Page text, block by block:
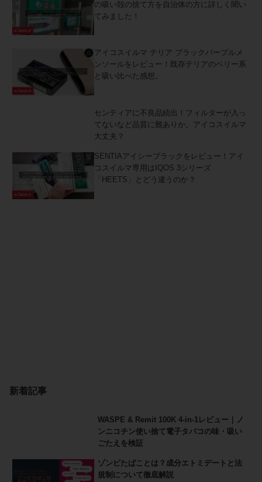
の吸い殻の捨て方を自治体の方に詳しく聞い
てみました！
アイコスイルマ テリア ブラックパープルメ
ンソールをレビュー！既存テリアのベリー系
と吸い比べた感想。
センティアに不良品続出！フィルターが入っ
てないなど品質に難ありか。アイコスイルマ
大丈夫？
SENTIAアイシーブラックをレビュー！アイ
コスイルマ専用はIQOS 3シリーズ
「HEETS」とどう違うのか？
新着記事
WASPE & Remit 100K 4-in-1レビュー｜ノ
ンニコチン使い捨て電子タバコの味・吸い
ごたえを検証
ゾンビたばことは？成分エトミデートと法
規制について徹底解説